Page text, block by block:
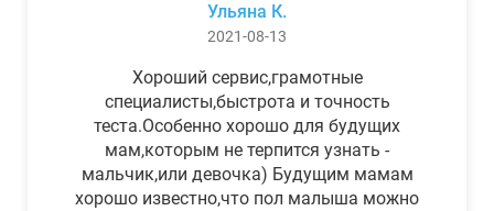
Ульяна К.
2021-08-13
Хороший сервис,грамотные
специалисты,быстрота и точность
теста.Особенно хорошо для будущих
мам,которым не терпится узнать -
мальчик,или девочка) Будущим мамам
хорошо известно,что пол малыша можно